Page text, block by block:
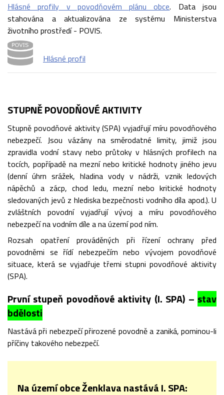
Hlásné profily v povodňovém plánu obce. Data jsou
stahována a aktualizována ze systému Ministerstva
životního prostředí - POVIS.
Hlásné profil
STUPNĚ POVODŇOVÉ AKTIVITY
Stupně povodňové aktivity (SPA) vyjadřují míru povodňového
nebezpečí. Jsou vázány na směrodatné limity, jimiž jsou
zpravidla vodní stavy nebo průtoky v hlásných profilech na
tocích, popřípadě na mezní nebo kritické hodnoty jiného jevu
(denní úhrn srážek, hladina vody v nádrži, vznik ledových
nápěchů a zácp, chod ledu, mezní nebo kritické hodnoty
sledovaných jevů z hlediska bezpečnosti vodního díla apod.). U
zvláštních povodní vyjadřují vývoj a míru povodňového
nebezpečí na vodním díle a na území pod ním.
Rozsah opatření prováděných při řízení ochrany před
povodněmi se řídí nebezpečím nebo vývojem povodňové
situace, která se vyjadřuje třemi stupni povodňové aktivity
(SPA).
První stupeň povodňové aktivity (I. SPA) – stav
bdělosti
Nastává při nebezpečí přirozené povodně a zaniká, pominou-li
příčiny takového nebezpečí.
Na území obce Ženklava nastává I. SPA: